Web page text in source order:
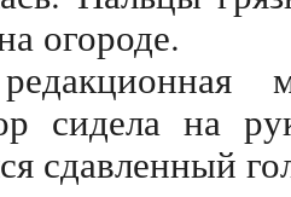
огороде.
сидела на
сдавленный